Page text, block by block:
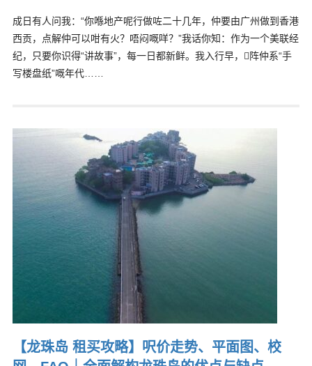
成日有人问我：“你喺地产呢行做咗二十几年，仲要由广州做到香港
西贡，点解仲可以咁有火？唔闷嘅咩？”我话你知：作为一个美联经
纪，只要你识得“讲故事”，每一日都新鲜。我入行早，𠮶阵仲系“手
写楼盘纸”嘅年代……
【龙珠岛 租买攻略】呎价走势、平面图、校